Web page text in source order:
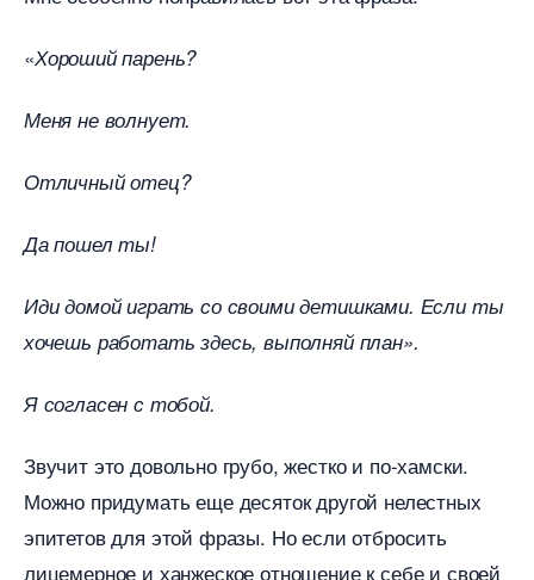
«Хороший парень?
Меня не волнует.
Отличный отец?
Да пошел ты!
Иди домой играть со своими детишками. Если ты
хочешь работать здесь, выполняй план».
Я согласен с тобой.
Звучит это довольно грубо, жестко и по-хамски.
Можно придумать еще десяток другой нелестных
эпитетов для этой фразы. Но если отбросить
лицемерное и ханжеское отношение к себе и своей